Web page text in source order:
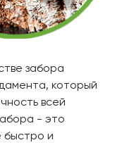
забора
который
всей
- это
и